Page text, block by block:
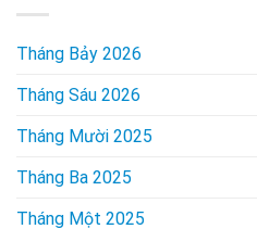
Tháng Bảy 2026
Tháng Sáu 2026
Tháng Mười 2025
Tháng Ba 2025
Tháng Một 2025